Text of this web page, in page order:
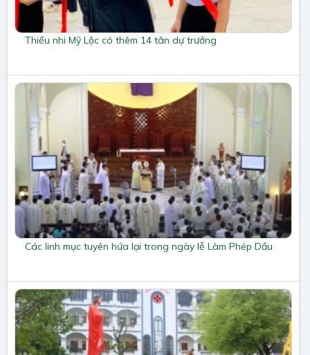
Thiếu nhi Mỹ Lộc có thêm 14 tân dự trưởng
Các linh mục tuyên hứa lại trong ngày lễ Làm Phép Dầu